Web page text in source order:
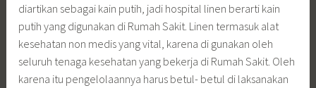
diartikan sebagai kain putih, jadi hospital linen berarti kain
putih yang digunakan di Rumah Sakit. Linen termasuk alat
kesehatan non medis yang vital, karena di gunakan oleh
seluruh tenaga kesehatan yang bekerja di Rumah Sakit. Oleh
karena itu pengelolaannya harus betul- betul di laksanakan